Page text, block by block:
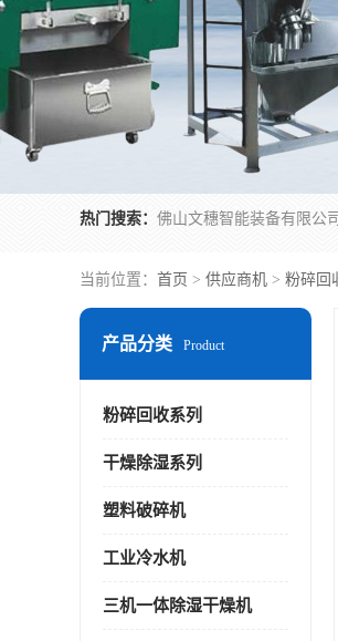
热门搜索：
当前位置： 首页 > 供应商机 > 粉碎回
产品分类 Product
粉碎回收系列
干燥除湿系列
塑料破碎机
工业冷水机
三机一体除湿干燥机